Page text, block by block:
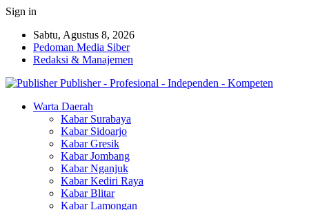
Sign in
Sabtu, Agustus 8, 2026
Pedoman Media Siber
Redaksi & Manajemen
Publisher - Profesional - Independen - Kompeten
Warta Daerah
Kabar Surabaya
Kabar Sidoarjo
Kabar Gresik
Kabar Jombang
Kabar Nganjuk
Kabar Kediri Raya
Kabar Blitar
Kabar Lamongan